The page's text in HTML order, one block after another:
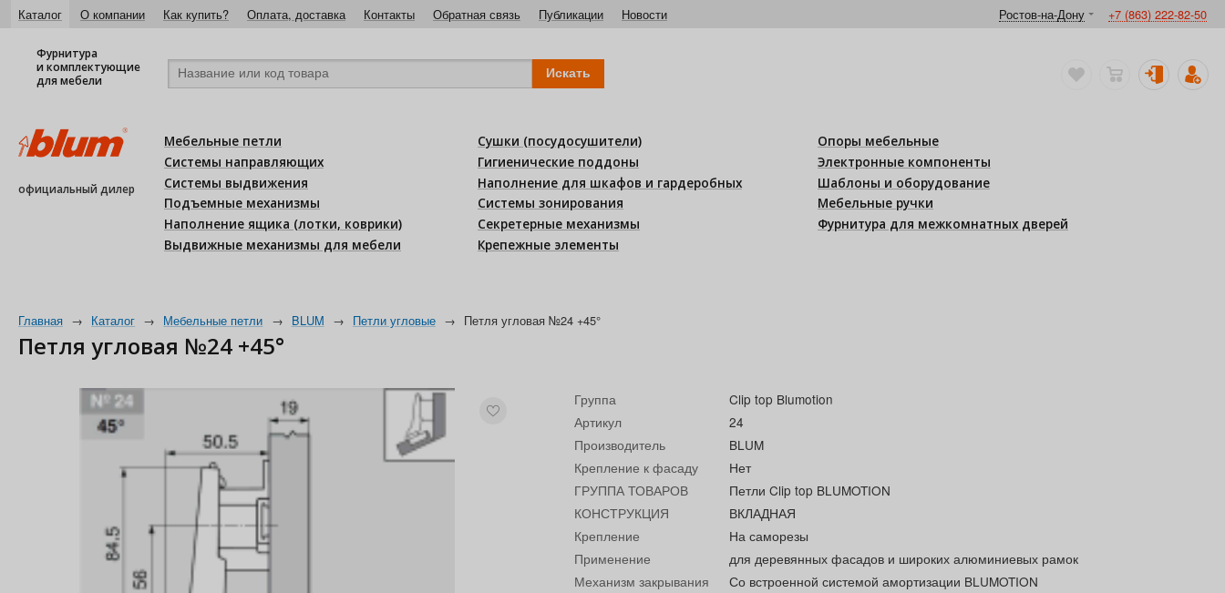
Каталог О компании Как купить? Оплата, доставка Контакты Обратная связь Публикации Новости Ростов-на-Дону +7 (863) 222-82-50
Фурнитура
и комплектующие
для мебели
официальный дилер
Мебельные петли
Системы направляющих
Системы выдвижения
Подъемные механизмы
Наполнение ящика (лотки, коврики)
Выдвижные механизмы для мебели
Сушки (посудосушители)
Гигиенические поддоны
Наполнение для шкафов и гардеробных
Системы зонирования
Секретерные механизмы
Крепежные элементы
Опоры мебельные
Электронные компоненты
Шаблоны и оборудование
Мебельные ручки
Фурнитура для межкомнатных дверей
Главная → Каталог → Мебельные петли → BLUM → Петли угловые → Петля угловая №24 +45°
Петля угловая №24 +45°
Группа
Clip top Blumotion
Артикул
24
Производитель
BLUM
Крепление к фасаду
Нет
ГРУППА ТОВАРОВ
Петли Clip top BLUMOTION
КОНСТРУКЦИЯ
ВКЛАДНАЯ
Крепление
На саморезы
Применение
для деревянных фасадов и широких алюминиевых рамок
Механизм закрывания
Со встроенной системой амортизации BLUMOTION